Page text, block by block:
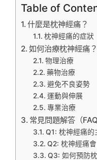
Table of
什麼是枕神經痛？
枕神經痛的症狀
如何治療枕神經痛？
物理治療
藥物治療
避免不良姿勢
運動與伸展
專業治療
常見問題解答（FAQ
Q1: 枕神經痛的
Q2: 枕神經痛
Q3: 如何預防